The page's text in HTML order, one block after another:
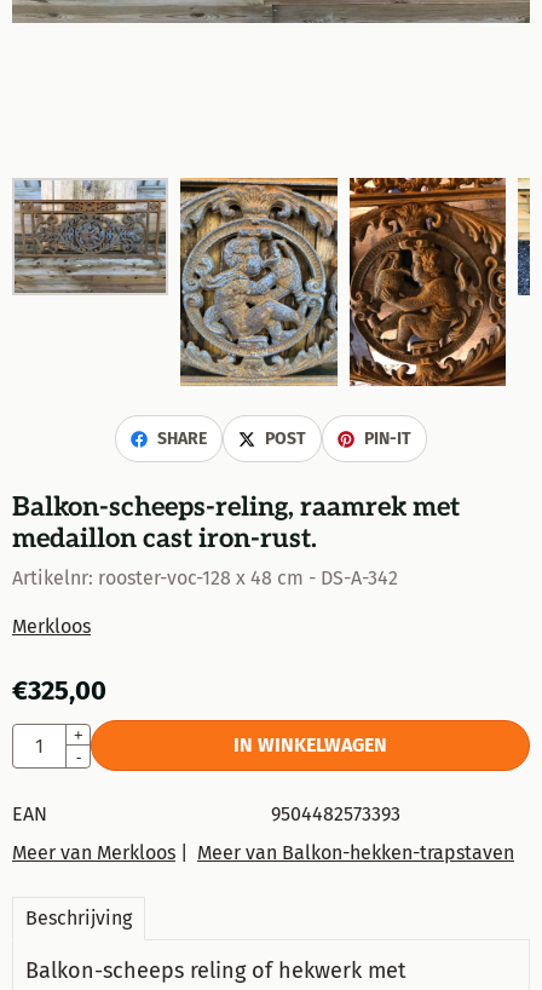
SHARE POST PIN-IT
Balkon-scheeps-reling, raamrek met
medaillon cast iron-rust.
Artikelnr: rooster-voc-128 x 48 cm - DS-A-342
Merkloos
€325,00
Aantal
+
-
IN WINKELWAGEN
EAN
9504482573393
Meer van Merkloos
Meer van Balkon-hekken-trapstaven
Beschrijving
Balkon-scheeps reling of hekwerk met